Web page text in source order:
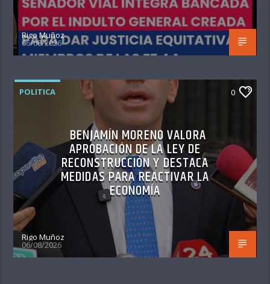
Rigo Muñoz
06/08/2026
POLITICA 0
BENJAMÍN MORENO VALORA
APROBACIÓN DE LA LEY DE
RECONSTRUCCIÓN Y DESTACA
MEDIDAS PARA REACTIVAR LA
ECONOMÍA
Rigo Muñoz
06/08/2026